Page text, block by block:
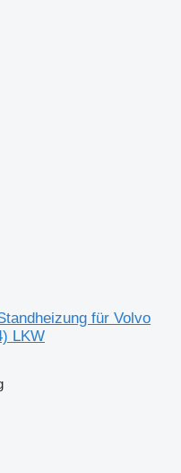
für Volvo
LKW